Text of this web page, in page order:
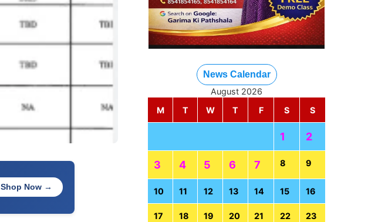
Shop Now →
News Calendar
August 2026
M
T W T F S S
1 2
3 4 5 6 7 8 9
10 11 12 13 14 15 16
17 18 19 20 21 22 23